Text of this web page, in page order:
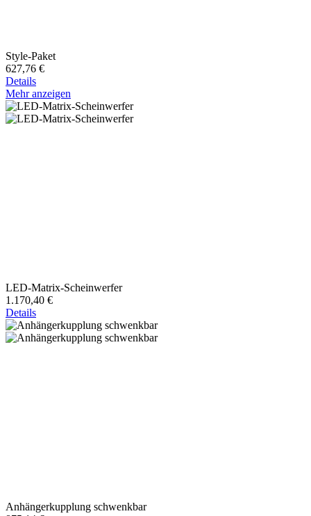
Style-Paket
627,76 €
Details
Mehr anzeigen
LED-Matrix-Scheinwerfer
1.170,40 €
Details
Anhängerkupplung schwenkbar